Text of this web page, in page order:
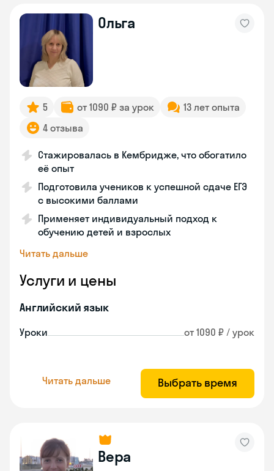
Ольга
5 от 1090 ₽ за урок
13 лет опыта
4 отзыва
Стажировалась в Кембридже, что обогатило
её опыт
Подготовила учеников к успешной сдаче ЕГЭ
с высокими баллами
Применяет индивидуальный подход к
обучению детей и взрослых
Читать дальше
Услуги и цены
Английский язык
Уроки от 1090 ₽ / урок
Читать дальше Выбрать время
Вера